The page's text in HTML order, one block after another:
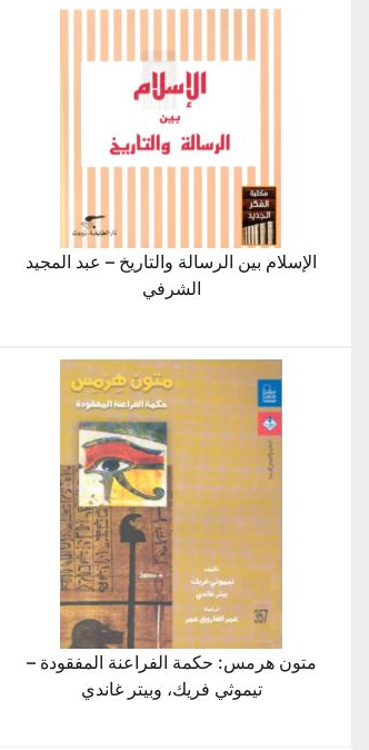
الإسلام بين الرسالة والتاريخ – عبد المجيد
الشرفي
متون هرمس: حكمة الفراعنة المفقودة –
تيموثي فريك، وبيتر غاندي